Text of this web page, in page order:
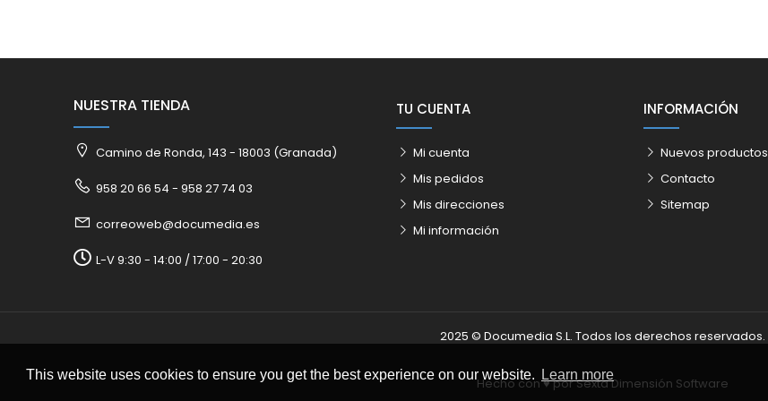
This website uses cookies to ensure you get the best experience on our website. Learn more
NUESTRA TIENDA
Camino de Ronda, 143 - 18003 (Granada)
958 20 66 54 - 958 27 74 03
correoweb@documedia.es
L-V 9:30 - 14:00 / 17:00 - 20:30
TU CUENTA
Mi cuenta
Mis pedidos
Mis direcciones
Mi información
INFORMACIÓN
Nuevos productos
Contacto
Sitemap
2025 © Documedia S.L. Todos los derechos reservados.
Hecho con ♥️ porSexta Dimensión Software